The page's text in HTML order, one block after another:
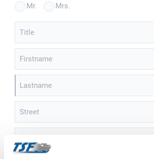
Mr. Mrs.
Title
Firstname
Lastname
Street